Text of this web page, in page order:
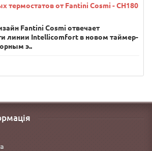
термостатов от Fantini Cosmi - CH180
Fantini Cosmi отвечает
линии Intellicomfort в новом таймер-
э..